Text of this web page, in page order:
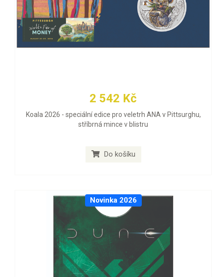
2 542 Kč
Koala 2026 - speciální edice pro veletrh ANA v Pittsurghu,
stříbrná mince v blistru
Do košíku
Novinka 2026